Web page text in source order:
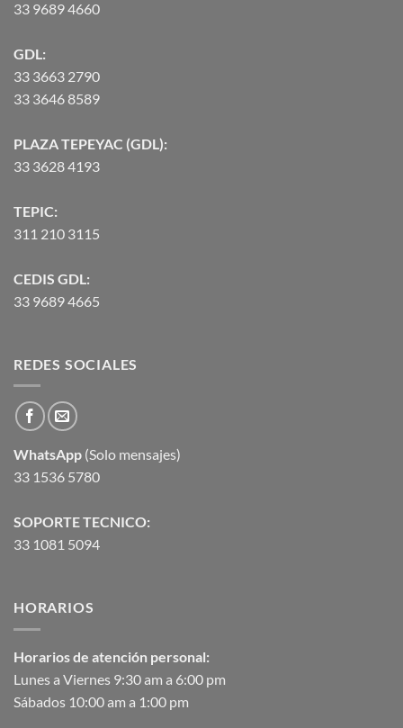
33 9689 4660
GDL:
33 3663 2790
33 3646 8589
PLAZA TEPEYAC (GDL):
33 3628 4193
TEPIC:
311 210 3115
CEDIS GDL:
33 9689 4665
REDES SOCIALES
WhatsApp (Solo mensajes)
33 1536 5780
SOPORTE TECNICO:
33 1081 5094
HORARIOS
Horarios de atención personal:
Lunes a Viernes 9:30 am a 6:00 pm
Sábados 10:00 am a 1:00 pm